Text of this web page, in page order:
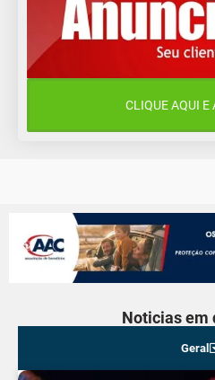
12 de agosto
Quarta-Feira
CLIQUE AQUI E
Noticias em
Geral